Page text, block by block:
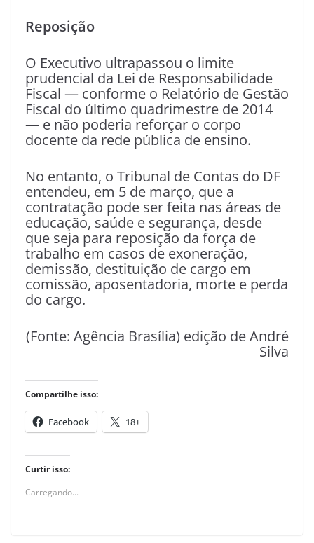
Reposição
O Executivo ultrapassou o limite
prudencial da Lei de Responsabilidade
Fiscal — conforme o Relatório de Gestão
Fiscal do último quadrimestre de 2014
— e não poderia reforçar o corpo
docente da rede pública de ensino.
No entanto, o Tribunal de Contas do DF
entendeu, em 5 de março, que a
contratação pode ser feita nas áreas de
educação, saúde e segurança, desde
que seja para reposição da força de
trabalho em casos de exoneração,
demissão, destituição de cargo em
comissão, aposentadoria, morte e perda
do cargo.
(Fonte: Agência Brasília) edição de André
Silva
Compartilhe isso:
Facebook 18+
Curtir isso:
Carregando...